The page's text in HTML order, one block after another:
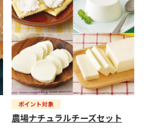
農場ナチュラルチーズセット